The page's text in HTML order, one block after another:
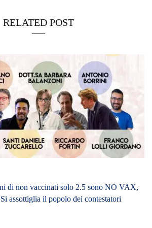
RELATED POST
di non vaccinati solo 2.5 sono NO VAX,
assottiglia il popolo dei contestatori